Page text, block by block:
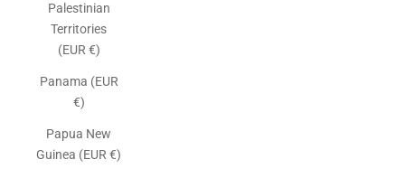
Palestinian
Territories
(EUR €)
Panama (EUR
€)
Papua New
Guinea (EUR €)